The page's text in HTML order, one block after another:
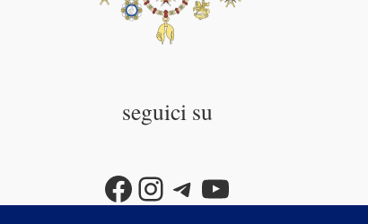
seguici su
Facebook
Instagram
Telegram